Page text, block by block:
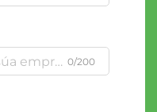
0/200